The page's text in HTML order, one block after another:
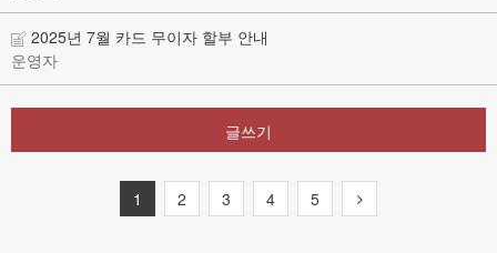
2025년 7월 카드 무이자 할부 안내
운영자
글쓰기
1 2 3 4 5